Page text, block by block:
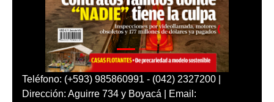
Teléfono: (+593) 985860991 - (042) 2327200 |
Dirección: Aguirre 734 y Boyacá | Email: